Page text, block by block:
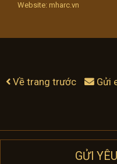
Website: mharc.vn
Về trang trước Gửi
GỬI